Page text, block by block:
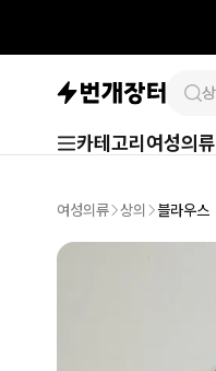
카테고리 여성의류
여성의류 상의 블라우스